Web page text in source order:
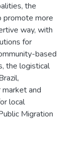
the
promote more
way, with
for
based
the logistical
market and
local
Migration